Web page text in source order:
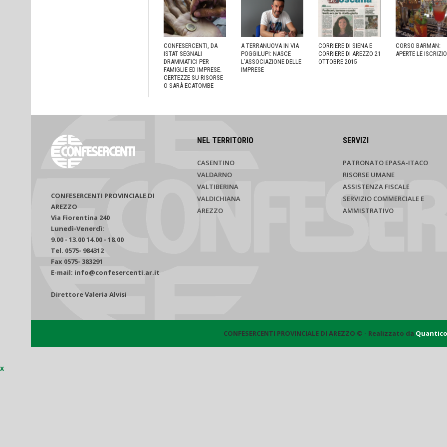
CONFESERCENTI, DA
ISTAT SEGNALI
DRAMMATICI PER
FAMIGLIE ED IMPRESE.
CERTEZZE SU RISORSE
O SARÀ ECATOMBE
A TERRANUOVA IN VIA
POGGILUPI: NASCE
L’ASSOCIAZIONE DELLE
IMPRESE
CORRIERE DI SIENA E
CORRIERE DI AREZZO 21
OTTOBRE 2015
CORSO BARMAN:
APERTE LE
CONFESERCENTI PROVINCIALE DI
AREZZO
Via Fiorentina 240
Lunedì-Venerdì:
9.00 - 13.00 14.00 - 18.00
Tel. 0575- 984312
Fax 0575- 383291
E-mail: info@confesercenti.ar.it
Direttore Valeria Alvisi
NEL TERRITORIO
CASENTINO
VALDARNO
VALTIBERINA
VALDICHIANA
AREZZO
SERVIZI
PATRONATO EPASA-ITACO
RISORSE UMANE
ASSISTENZA FISCALE
SERVIZIO COMMERCIALE E
AMMISTRATIVO
CONFESERCENTI PROVINCIALE DI AREZZO © - Realizzato da Quantico
x